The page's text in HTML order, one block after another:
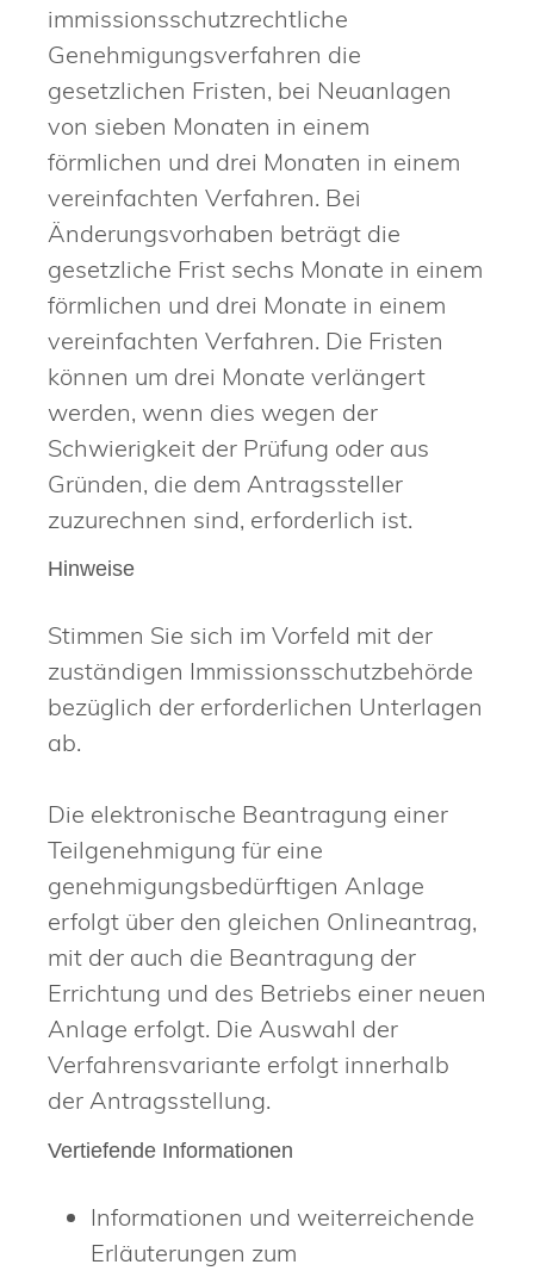
immissionsschutzrechtliche
Genehmigungsverfahren die
gesetzlichen Fristen, bei Neuanlagen
von sieben Monaten in einem
förmlichen und drei Monaten in einem
vereinfachten Verfahren. Bei
Änderungsvorhaben beträgt die
gesetzliche Frist sechs Monate in einem
förmlichen und drei Monate in einem
vereinfachten Verfahren. Die Fristen
können um drei Monate verlängert
werden, wenn dies wegen der
Schwierigkeit der Prüfung oder aus
Gründen, die dem Antragssteller
zuzurechnen sind, erforderlich ist.
Hinweise
Stimmen Sie sich im Vorfeld mit der
zuständigen Immissionsschutzbehörde
bezüglich der erforderlichen Unterlagen
ab.
Die elektronische Beantragung einer
Teilgenehmigung für eine
genehmigungsbedürftigen Anlage
erfolgt über den gleichen Onlineantrag,
mit der auch die Beantragung der
Errichtung und des Betriebs einer neuen
Anlage erfolgt. Die Auswahl der
Verfahrensvariante erfolgt innerhalb
der Antragsstellung.
Vertiefende Informationen
Informationen und weiterreichende
Erläuterungen zum